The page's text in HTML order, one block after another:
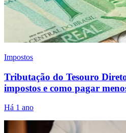
Impostos
Tributação do Tesouro
impostos e como pagar
Há 1 ano